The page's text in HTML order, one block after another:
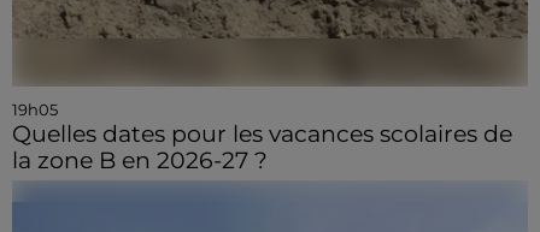
19h05
Quelles dates pour les vacances scolaires de
la zone B en 2026-27 ?